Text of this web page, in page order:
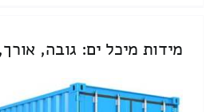
מידות מיכל ים: גובה,